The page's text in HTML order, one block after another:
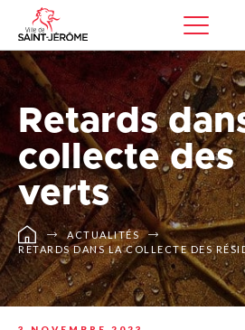
Retards
collecte des
verts
ACTUALITÉS
RETARDS DANS LA COLLECTE DES